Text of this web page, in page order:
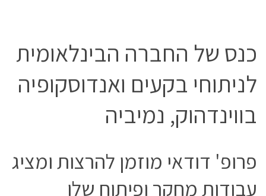
כנס של החברה הבינלאומית
לניתוחי בקעים ואנדוסקופיה
בווינדהוק, נמיביה
פרופ' דודאי מוזמן להרצות ומציג
עבודות מחקר ופיתוח שלו